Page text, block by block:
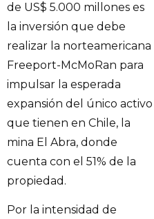
de US$ 5.000 millones es
la inversión que debe
realizar la norteamericana
Freeport-McMoRan para
impulsar la esperada
expansión del único activo
que tienen en Chile, la
mina El Abra, donde
cuenta con el 51% de la
propiedad.
Por la intensidad de